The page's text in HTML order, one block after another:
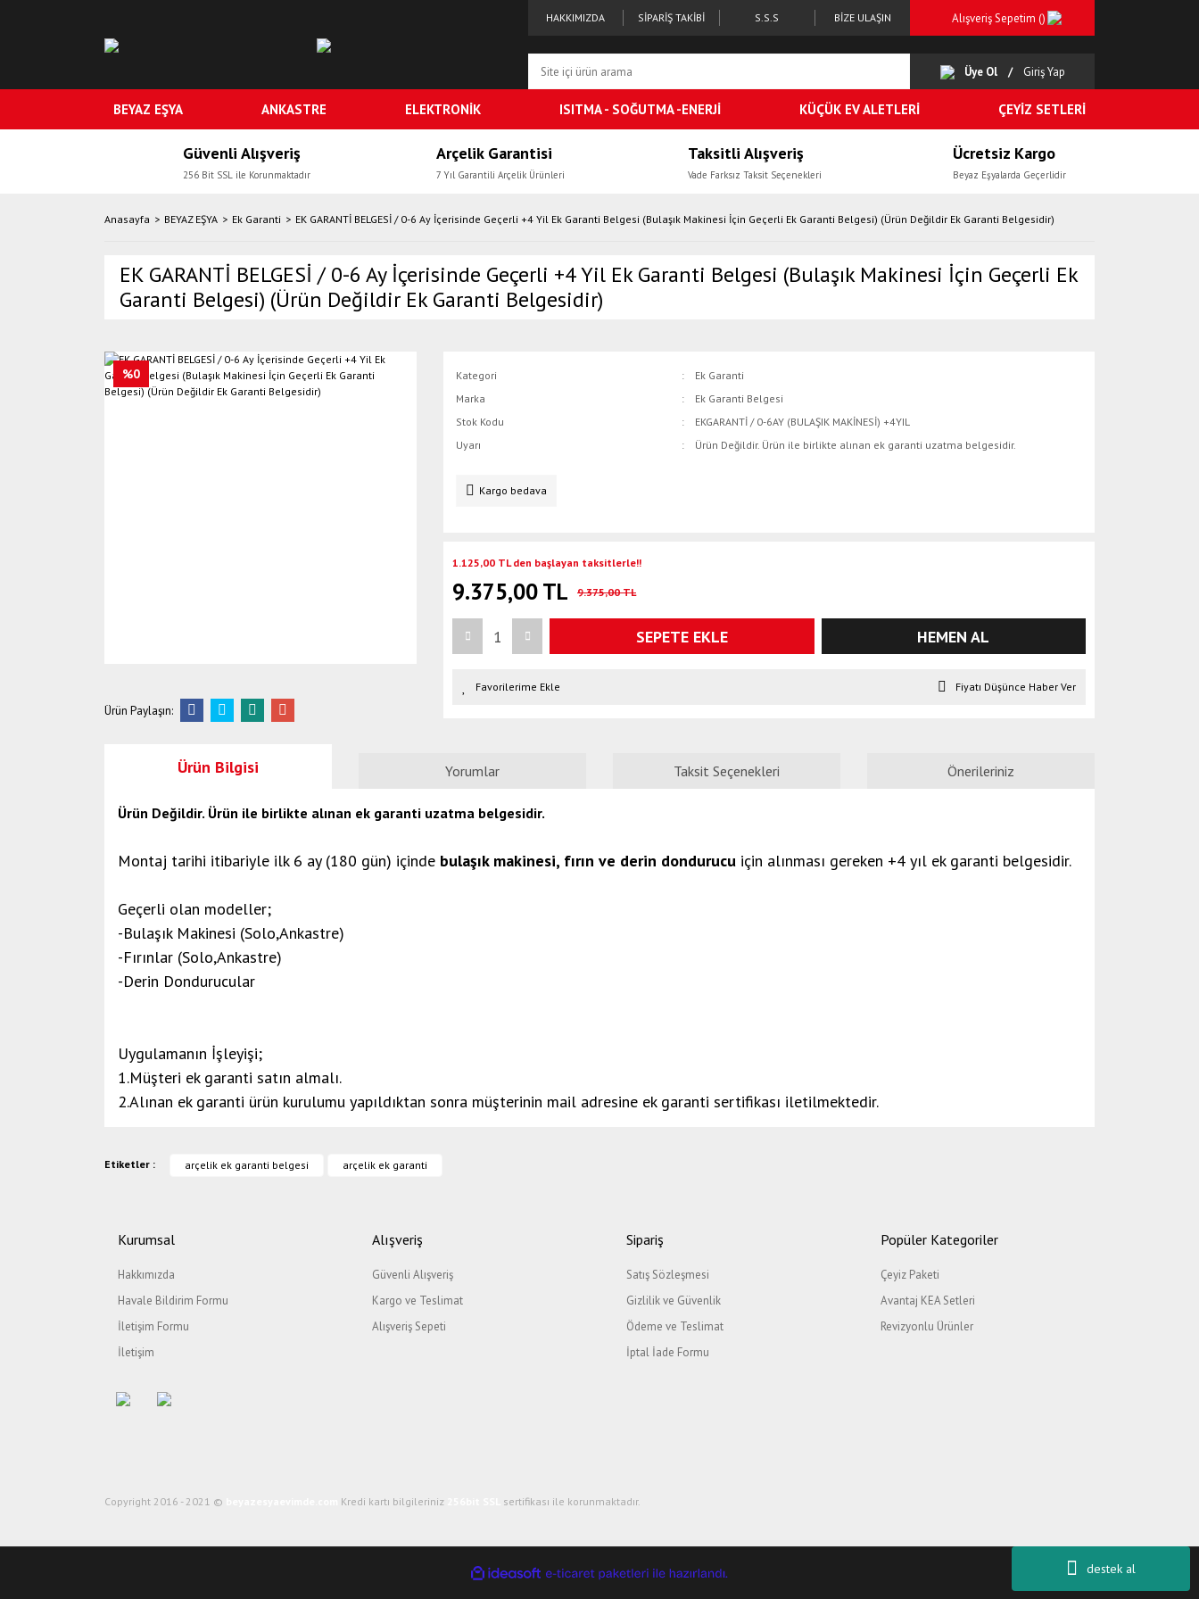
destek al
HAKKIMIZDA SİPARİŞ TAKİBİ S.S.S BİZE ULAŞIN Alışveriş Sepetim ()
Üye Ol Giriş Yap
BEYAZ EŞYA ANKASTRE ELEKTRONİK ISITMA - SOĞUTMA -ENERJİ KÜÇÜK EV ALETLERİ ÇEYİZ SETLERİ
Güvenli Alışveriş
256 Bit SSL ile Korunmaktadır
Arçelik Garantisi
7 Yıl Garantili Arçelik Ürünleri
Taksitli Alışveriş
Vade Farksız Taksit Seçenekleri
Ücretsiz Kargo
Beyaz Eşyalarda Geçerlidir
Anasayfa BEYAZ EŞYA Ek Garanti EK GARANTİ BELGESİ / 0-6 Ay İçerisinde Geçerli +4 Yil Ek Garanti Belgesi (Bulaşık Makinesi İçin Geçerli Ek Garanti Belgesi) (Ürün Değildir Ek Garanti Belgesidir)
EK GARANTİ BELGESİ / 0-6 Ay İçerisinde Geçerli +4 Yil Ek Garanti Belgesi (Bulaşık Makinesi İçin Geçerli Ek
Garanti Belgesi) (Ürün Değildir Ek Garanti Belgesidir)
%0
Ürün Paylaşın:
Kategori
Ek Garanti
Marka
Ek Garanti Belgesi
Stok Kodu
EKGARANTİ / 0-6AY (BULAŞIK MAKİNESİ) +4YIL
Uyarı
Ürün Değildir. Ürün ile birlikte alınan ek garanti uzatma belgesidir.
Kargo bedava
1.125,00 TL den başlayan taksitlerle!!
9.375,00 TL 9.375,00 TL
SEPETE EKLE HEMEN AL
Fiyatı Düşünce Haber Ver
Ürün Bilgisi Yorumlar Taksit Seçenekleri Önerileriniz
Ürün Değildir. Ürün ile birlikte alınan ek garanti uzatma belgesidir.
Montaj tarihi itibariyle ilk 6 ay (180 gün) içinde bulaşık makinesi, fırın ve derin dondurucu için alınması gereken +4 yıl ek garanti belgesidir.
Geçerli olan modeller;
-Bulaşık Makinesi (Solo,Ankastre)
-Fırınlar (Solo,Ankastre)
-Derin Dondurucular
Uygulamanın İşleyişi;
1.Müşteri ek garanti satın almalı.
2.Alınan ek garanti ürün kurulumu yapıldıktan sonra müşterinin mail adresine ek garanti sertifikası iletilmektedir.
Görüş ve önerileriniz için teşekkür ederiz.
Ürün açıklamasında eksik bilgiler bulunuyor.
Etiketler : arçelik ek garanti belgesi arçelik ek garanti
Kurumsal
Hakkımızda
Havale Bildirim Formu
İletişim Formu
İletişim
Alışveriş
Güvenli Alışveriş
Kargo ve Teslimat
Alışveriş Sepeti
Sipariş
Satış Sözleşmesi
Gizlilik ve Güvenlik
Ödeme ve Teslimat
İptal İade Formu
Popüler Kategoriler
Çeyiz Paketi
Avantaj KEA Setleri
Revizyonlu Ürünler
Copyright 2016 - 2021 © Kredi kartı bilgileriniz sertifikası ile korunmaktadır.
ideasoft
e-